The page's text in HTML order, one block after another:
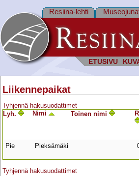
ETUSIVU
Resiina-lehti
Liikennepaikat
Tyhjennä hakusuodattimet
Lyh.
Nimi Toinen nimi
Pie Pieksämäki
Tyhjennä hakusuodattimet